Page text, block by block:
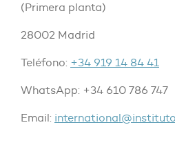
(Primera planta)
28002 Madrid
Teléfono: +34 919 14 84 41
WhatsApp: +34 610 786 747
Email: